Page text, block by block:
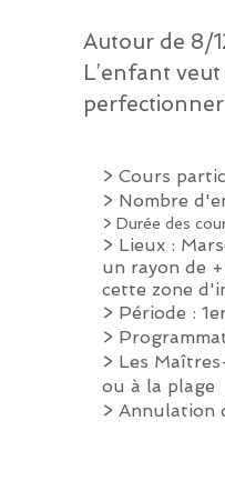
Autour de 8/
L’enfant
perfectionner
> Cours
> Nombre
> Durée des
> Lieux :
un rayon de
cette zone
> Période :
>
> Les
ou à la plage
> Annulation